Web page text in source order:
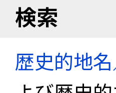
検索
歴史的地